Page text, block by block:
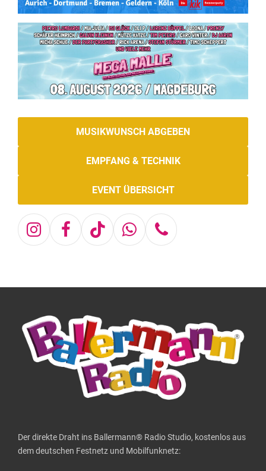
MUSIKWUNSCH ABGEBEN
EMPFANG & TECHNIK
EVENT ÜBERSICHT
Instagram
Facebook
TiktokWhatsapp
Telefon
Der direkte Draht ins Ballermann® Radio Studio, kostenlos aus
dem deutschen Festnetz und Mobilfunknetz: